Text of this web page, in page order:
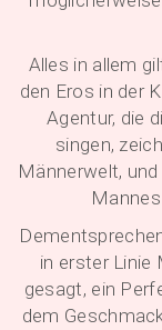
Alles in allem
den Eros in der
Agentur, die
singen,
Männerwelt,
in erster Linie
gesagt, ein
dem